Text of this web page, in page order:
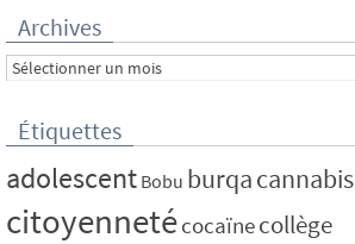
Archives
Archives
Étiquettes
adolescent Bobu burqacannabis
citoyennetécocaïnecollège